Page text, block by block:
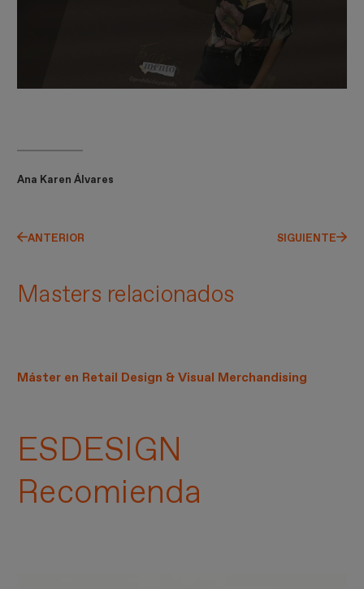
Ana Karen Álvares
ANTERIOR SIGUIENTE
Masters relacionados
Máster en Retail Design & Visual Merchandising
ESDESIGN
Recomienda